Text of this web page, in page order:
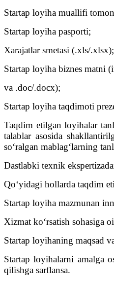
Startap loyiha muallifi
Startap loyiha pasporti;
Xarajatlar smetasi (.xls/.xlsx);
Startap loyiha biznes matni
va .doc/.docx);
Startap loyiha taqdimoti
Taqdim etilgan loyihalar
talablar asosida
so‘ralgan mablag‘larning
Dastlabki texnik
Qo‘yidagi hollarda taqdim
Startap loyiha mazmunan
Xizmat ko‘rsatish sohasiga
Startap loyihaning maqsad
Startap loyihalarni amalga
qilishga sarflansa.